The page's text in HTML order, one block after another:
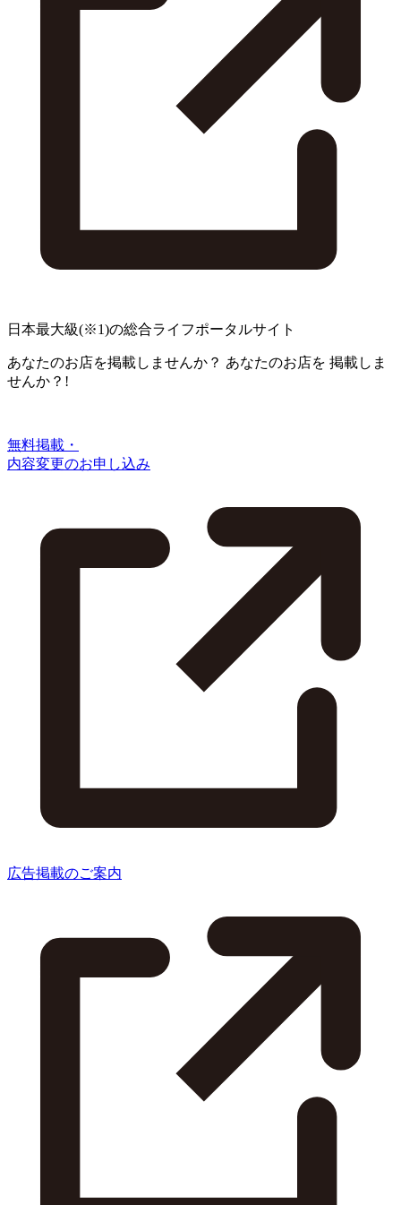
日本最大級(※1)の総合ライフポータルサイト
あなたのお店を掲載しませんか？ あなたのお店を 掲載しま
せんか？!
無料掲載・
内容変更のお申し込み
広告掲載のご案内